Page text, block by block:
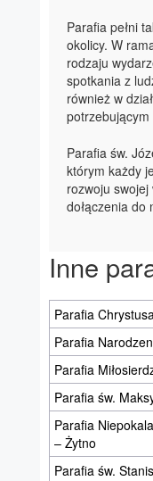
Parafia pełni
okolicy. W
rodzaju
spotkania z
również w
potrzebującym
Parafia św.
którym każdy
rozwoju
dołączenia do
Inne
Parafia
Parafia
Parafia
Parafia św.
Parafia
– Żytno
Parafia św.